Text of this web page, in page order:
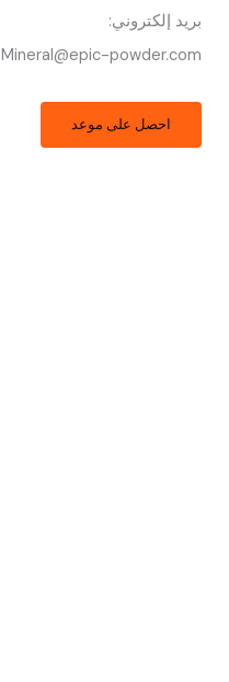
بريد إلكتروني:
Mineral@epic-powder.com
احصل على موعد